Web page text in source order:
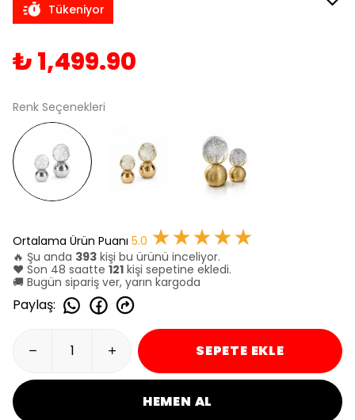
Tükeniyor
₺ 1,499.90
Renk Seçenekleri
Ortalama Ürün Puanı 5.0 ★★★★★
🔥 Şu anda 393 kişi bu ürünü inceliyor.
❤️ Son 48 saatte 121 kişi sepetine ekledi.
🚚 Bugün sipariş ver, yarın kargoda
Paylaş:
SEPETE EKLE
HEMEN AL